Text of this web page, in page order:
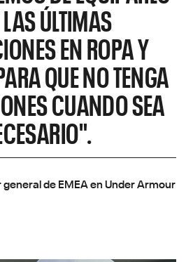
ÚLTIMAS
EN ROPA Y
QUE NO TENGA
CUANDO SEA
de EMEA en Under Armour